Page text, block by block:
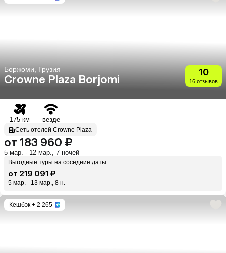
Боржоми, Грузия
Crowne Plaza Borjomi
10
16 отзывов
175 км везде
Сеть отелей Crowne Plaza
от 183 960 ₽
5 мар. - 12 мар., 7 ночей
Выгодные туры на соседние даты
от 219 091 ₽
5 мар. - 13 мар., 8 н.
Кешбэк + 2 265